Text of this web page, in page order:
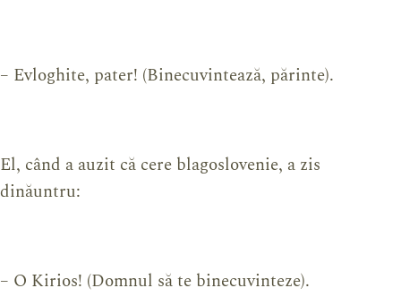
– Evloghite, pater! (Binecuvintează, părinte).
El, când a auzit că cere blagoslovenie, a zis
dinăuntru:
– O Kirios! (Domnul să te binecuvinteze).